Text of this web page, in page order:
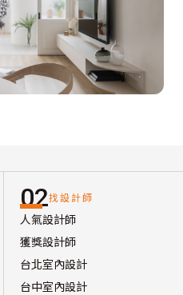
02找設計師
人氣設計師
獲獎設計師
台北室內設計
台中室內設計